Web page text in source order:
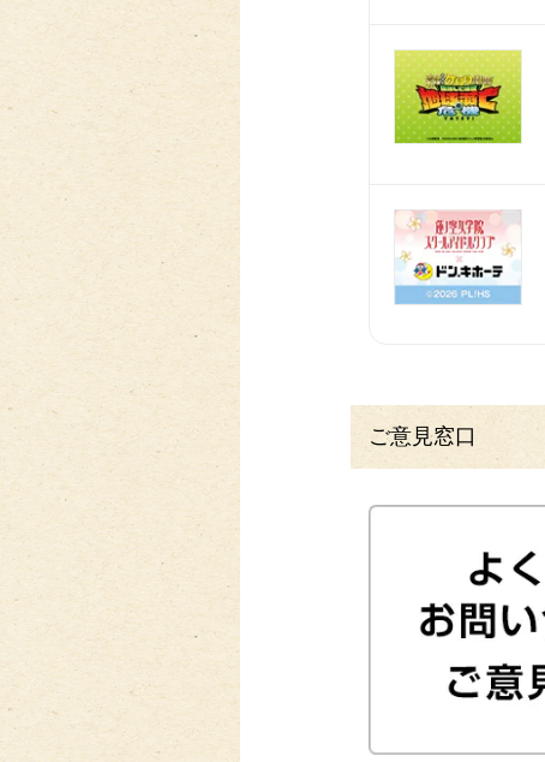
ご意見窓口